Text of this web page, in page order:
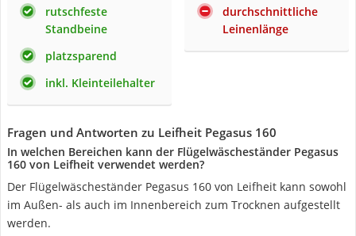
rutschfeste
Standbeine
platzsparend
inkl. Kleinteilehalter
durchschnittliche
Leinenlänge
Fragen und Antworten zu Leifheit Pegasus 160
In welchen Bereichen kann der Flügelwäscheständer Pegasus
160 von Leifheit verwendet werden?
Der Flügelwäscheständer Pegasus 160 von Leifheit kann sowohl
im Außen- als auch im Innenbereich zum Trocknen aufgestellt
werden.